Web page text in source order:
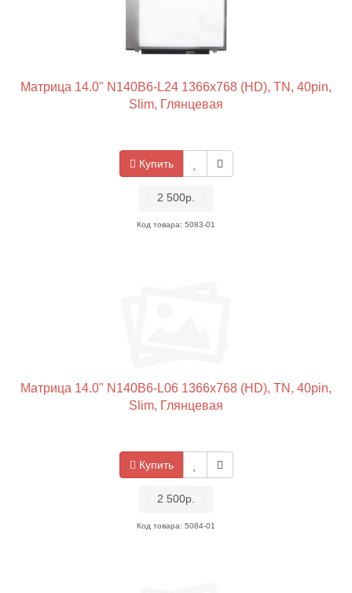
Матрица 14.0" N140B6-L24 1366x768 (HD), TN, 40pin,
Slim, Глянцевая
Купить
2 500р.
Код товара: 5083-01
Матрица 14.0" N140B6-L06 1366x768 (HD), TN, 40pin,
Slim, Глянцевая
Купить
2 500р.
Код товара: 5084-01